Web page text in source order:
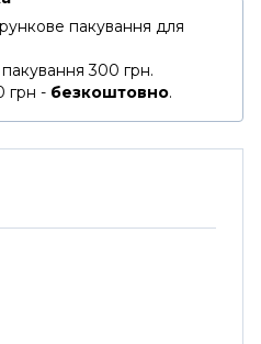
пакування для
300 грн.
грн - безкоштовно.